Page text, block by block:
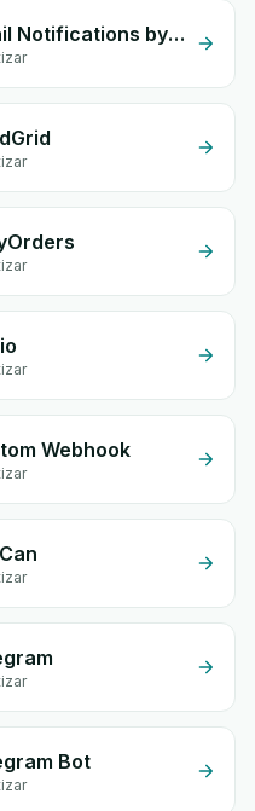
DirDyalk + Email Notifications by eGrow
Webhook
Bot